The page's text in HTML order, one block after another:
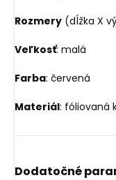
Rozmery (dĺžka X
Veľkosť: malá
Farba: červená
Materiál: fóliovaná
Dodatočné